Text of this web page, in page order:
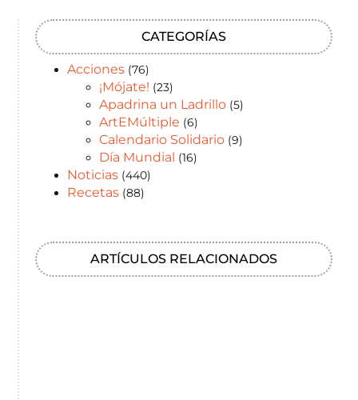
CATEGORÍAS
Acciones (76)
¡Mójate! (23)
Apadrina un Ladrillo (5)
ArtEMúltiple (6)
Calendario Solidario (9)
Día Mundial (16)
Noticias (440)
Recetas (88)
ARTÍCULOS RELACIONADOS